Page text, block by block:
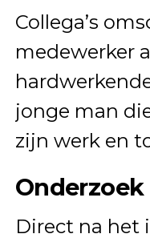
Collega’s
medewerker
jonge man
zijn werk en
Direct na het